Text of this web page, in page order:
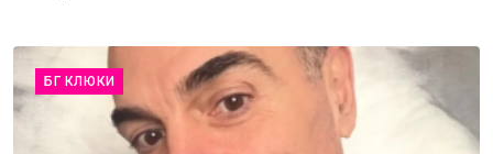
БГ КЛЮКИ